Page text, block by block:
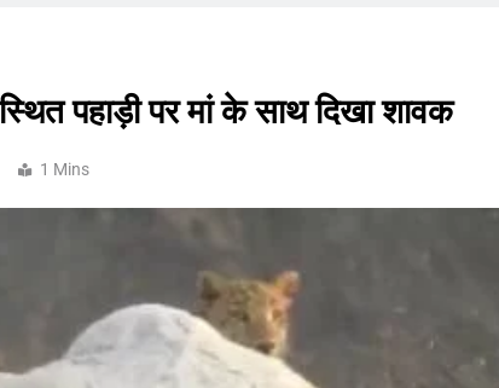
पहाड़ी पर मां के साथ दिखा शावक
1 Mins